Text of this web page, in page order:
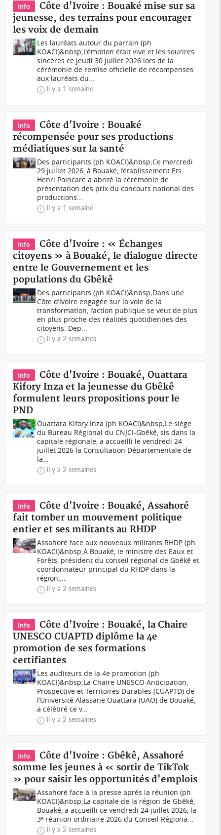
Info
Côte d'Ivoire : Bouaké mise sur sa
jeunesse, des terrains pour encourager
les voix de demain
Les lauréats autour du parrain (ph
KOACI)&nbsp;L’émotion était vive et les sourires
sincères ce jeudi 30 juillet 2026 lors de la
cérémonie de remise officielle de récompenses
aux lauréats du...
il y a 1 semaine
Info
Côte d'Ivoire : Bouaké
récompensée pour ses productions
médiatiques sur la santé
Des participants (ph KOACI)&nbsp;Ce mercredi
29 juillet 2026, à Bouaké, l’établissement Ets
Henri Poincaré a abrité la cérémonie de
présentation des prix du concours national des
productions...
il y a 1 semaine
Info
Côte d'Ivoire : « Échanges
citoyens » à Bouaké, le dialogue directe
entre le Gouvernement et les
populations du Gbêkê
Des participants (ph KOACI)&nbsp;Dans une
Côte d’Ivoire engagée sur la voie de la
transformation, l’action publique se veut de plus
en plus proche des réalités quotidiennes des
citoyens. Dep...
il y a 2 semaines
Info
Côte d'Ivoire : Bouaké, Ouattara
Kifory Inza et la jeunesse du Gbêkê
formulent leurs propositions pour le
PND
Ouattara Kifory Inza (ph KOACI)&nbsp;Le siège
du Bureau Régional du CNJCI-Gbêkê, sis dans la
capitale régionale, a accueilli le vendredi 24
juillet 2026 la Consultation Départementale de
la...
il y a 2 semaines
Info
Côte d'Ivoire : Bouaké, Assahoré
fait tomber un mouvement politique
entier et ses militants au RHDP
Assahoré face aux nouveaux militants RHDP (ph
KOACI)&nbsp;À Bouaké, le ministre des Eaux et
Forêts, président du conseil régional de Gbêkê et
coordonnateur principal du RHDP dans la
région,...
il y a 2 semaines
Info
Côte d'Ivoire : Bouaké, la Chaire
UNESCO CUAPTD diplôme la 4e
promotion de ses formations
certifiantes
Les auditeurs de la 4e promotion (ph
KOACI)&nbsp;La Chaire UNESCO Anticipation,
Prospective et Territoires Durables (CUAPTD) de
l’Université Alassane Ouattara (UAO) de Bouaké,
a célébré ce v...
il y a 2 semaines
Info
Côte d'Ivoire : Gbêkê, Assahoré
somme les jeunes à « sortir de TikTok
» pour saisir les opportunités d'emplois
Assahoré face à la presse après la réunion (ph
KOACI)&nbsp;La capitale de la région de Gbêkê,
Bouaké, a accueilli ce vendredi 24 juillet 2026, la
3ᵉ réunion ordinaire 2026 du Conseil Régiona...
il y a 2 semaines